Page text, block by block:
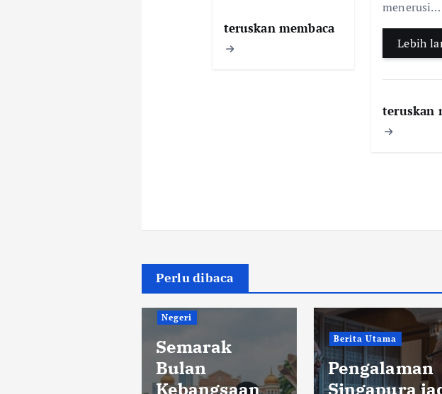
teruskan membaca
menerusi…
Lebih
teruskan
Perlu dibaca
Negeri
Semarak
Bulan
Kebangsaan
Berita Utama
Pengalaman
Singapura